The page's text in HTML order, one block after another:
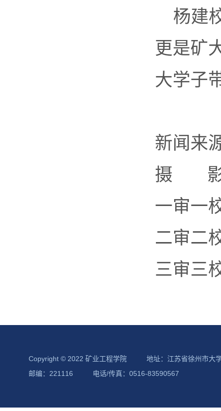
杨建
更是矿
大学子
新闻来
摄 影
一审一
二审二
三审三
Copyright © 2022 矿业工程学院
地址：江苏省徐州市大
邮编：221116
电话/传真：0516-83590567